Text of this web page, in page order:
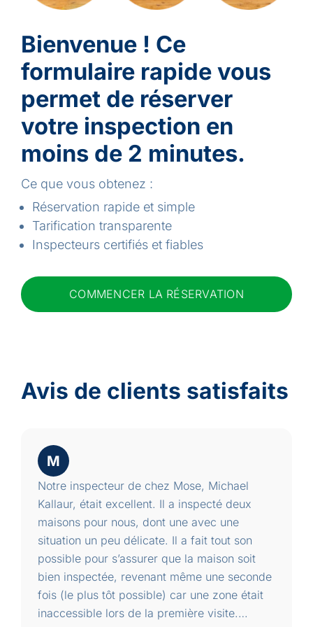
Rejoignez notre équipe
EN
Bienvenue ! Ce
formulaire rapide vous
permet de réserver
votre inspection en
moins de 2 minutes.
Ce que vous obtenez :
Réservation rapide et simple
Tarification transparente
Inspecteurs certifiés et fiables
COMMENCER LA RÉSERVATION
Avis de clients satisfaits
M
Notre inspecteur de chez Mose, Michael
Kallaur, était excellent. Il a inspecté deux
maisons pour nous, dont une avec une
situation un peu délicate. Il a fait tout son
possible pour s’assurer que la maison soit
bien inspectée, revenant même une seconde
fois (le plus tôt possible) car une zone était
inaccessible lors de la première visite.